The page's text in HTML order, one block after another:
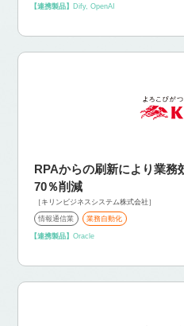
【連携製品】 Dify, OpenAI
RPAからの刷新により業務
70％削減
［キリンビジネスシステム株式会社］
情報通信業 業務自動化
【連携製品】Oracle